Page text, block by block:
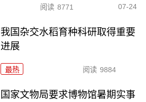
阅读 8771 07-24
我国杂交水稻育种科研取得重要
进展
最热 阅读 9884
国家文物局要求博物馆暑期实事